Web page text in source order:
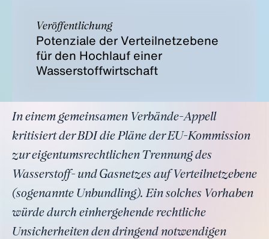
Veröffentlichung
Potenziale der Verteilnetzebene
für den Hochlauf einer
Wasserstoffwirtschaft
In einem gemeinsamen Verbände-Appell
kritisiert der BDI die Pläne der EU-Kommission
zur eigentumsrechtlichen Trennung des
Wasserstoff- und Gasnetzes auf Verteilnetzebene
(sogenannte Unbundling). Ein solches Vorhaben
würde durch einhergehende rechtliche
Unsicherheiten den dringend notwendigen